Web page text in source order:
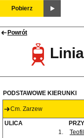
Pobierz
Powrót
Linia
PODSTAWOWE KIERUNKI
Cm. Zarzew
ULICA
1.